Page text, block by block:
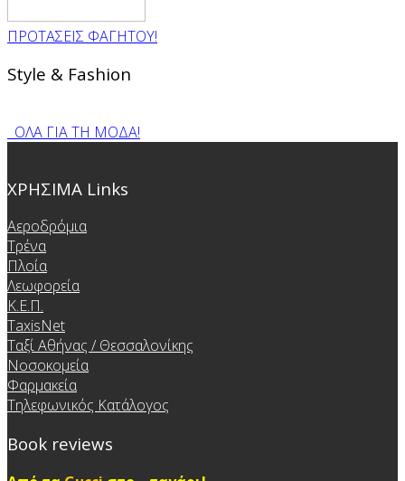
ΠΡΟΤΑΣΕΙΣ ΦΑΓΗΤΟΥ!
Style & Fashion
ΟΛΑ ΓΙΑ ΤΗ ΜΟΔΑ!
ΧΡΗΣΙΜΑ Links
Αεροδρόμια
Τρένα
Πλοία
Λεωφορεία
Κ.Ε.Π.
TaxisNet
Ταξί Αθήνας / Θεσσαλονίκης
Νοσοκομεία
Φαρμακεία
Τηλεφωνικός Κατάλογος
Book reviews